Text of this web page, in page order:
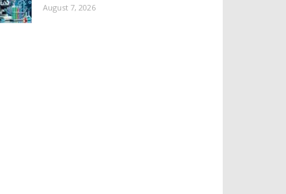
August 7, 2026